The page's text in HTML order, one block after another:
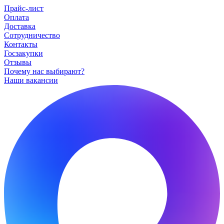
Прайс-лист
Оплата
Доставка
Сотрудничество
Контакты
Госзакупки
Отзывы
Почему нас выбирают?
Наши вакансии